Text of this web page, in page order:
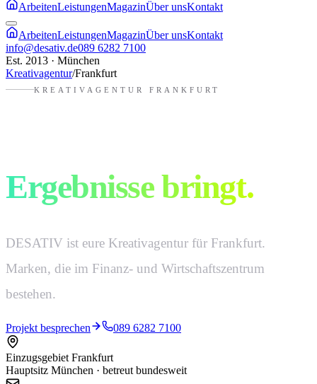
ArbeitenLeistungenMagazinÜber unsKontakt
ArbeitenLeistungenMagazinÜber unsKontakt
info@desativ.de089 6282 7100
Est. 2013 · München
Kreativagentur/Frankfurt
KREATIVAGENTUR FRANKFURT
Ergebnisse bringt.
DESATIV ist eure Kreativagentur für Frankfurt.
Marken, die im Finanz- und Wirtschaftszentrum
bestehen.
Projekt besprechen 089 6282 7100
Einzugsgebiet Frankfurt
Hauptsitz München · betreut bundesweit